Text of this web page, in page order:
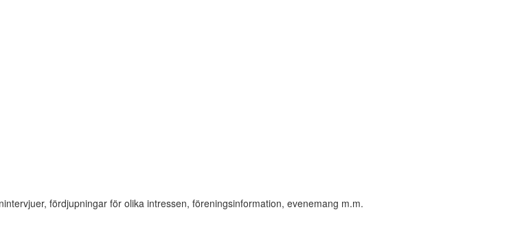
fördjupningar för olika intressen, föreningsinformation, evenemang m.m.